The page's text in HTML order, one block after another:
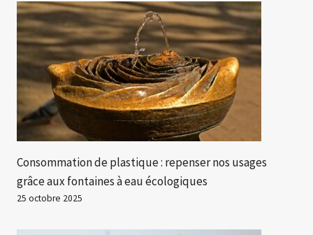
Consommation de plastique : repenser nos usages
grâce aux fontaines à eau écologiques
25 octobre 2025